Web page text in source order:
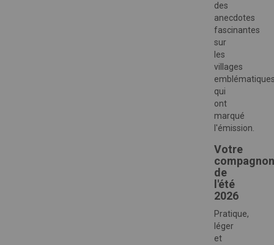
des
anecdotes
fascinantes
sur
les
villages
qui
ont
marqué
l'émission.
Votre
compagnon
de
l'été
2026
Pratique,
léger
et